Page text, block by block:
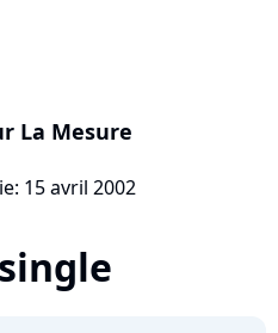
La Mesure
15 avril 2002